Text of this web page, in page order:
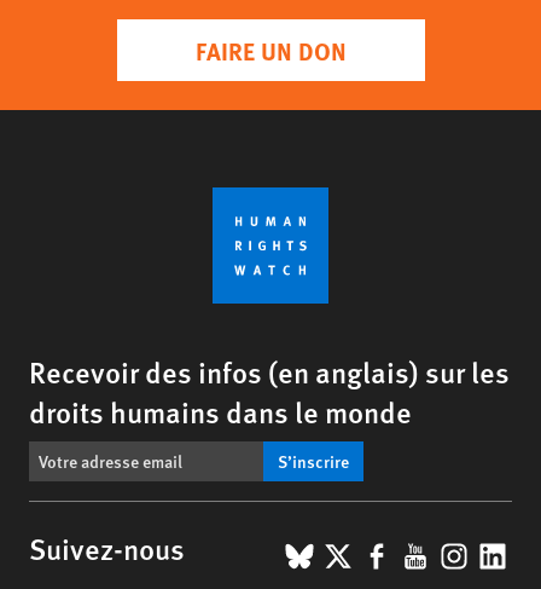
FAIRE UN DON
Recevoir des infos (en anglais) sur les
droits humains dans le monde
S’inscrire
Suivez-nous BlueSky
X Facebook
YouTube